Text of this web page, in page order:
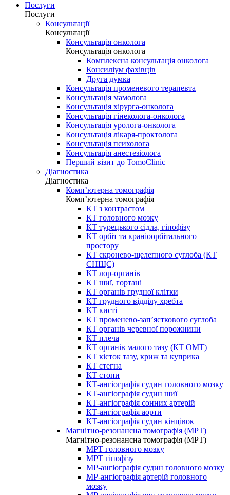
Послуги
Послуги
Консультації
Консультації
Консультація онколога
Консультація онколога
Комплексна консультація онколога
Консиліум фахівців
Друга думка
Консультація променевого терапевта
Консультація мамолога
Консультація хірурга-онколога
Консультація гінеколога-онколога
Консультація уролога-онколога
Консультація лікаря-проктолога
Консультація психолога
Консультація анестезіолога
Перший візит до TomoClinic
Діагностика
Діагностика
Комп’ютерна томографія
Комп’ютерна томографія
КТ з контрастом
КТ головного мозку
КТ турецького сідла, гіпофізу
КТ орбіт та краніоорбітального
простору
КТ скронево-щелепного суглоба (КТ
СНЩС)
КТ лор-органів
КТ шиї, гортані
КТ органів грудної клітки
КТ грудного відділу хребта
КТ кисті
КТ променево-зап’ясткового суглоба
КТ органів черевної порожнини
КТ плеча
КТ органів малого тазу (КТ ОМТ)
КТ кісток тазу, криж та куприка
КТ стегна
КТ стопи
КТ-ангіографія судин головного мозку
КТ-ангіографія судин шиї
КТ-ангіографія сонних артерій
КТ-ангіографія аорти
КТ-ангіографія судин кінцівок
Магнітно-резонансна томографія (МРТ)
Магнітно-резонансна томографія (МРТ)
МРТ головного мозку
МРТ гіпофізу
МР-ангіографія судин головного мозку
МР-ангіографія артерій головного
мозку